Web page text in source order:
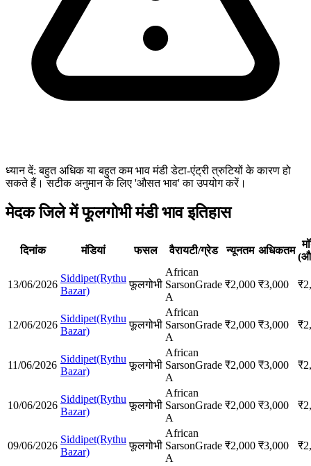
ध्यान दें: बहुत अधिक या बहुत कम भाव मंडी डेटा-एंट्री त्रुटियों के कारण हो
सकते हैं। सटीक अनुमान के लिए 'औसत भाव' का उपयोग करें।
मेदक जिले में फूलगोभी मंडी भाव इतिहास
दिनांक मंडियां फसल वैरायटी/ग्रेड न्यूनतम अधिकतम
13/06/2026
Siddipet(Rythu
Bazar)
फूलगोभी
African
SarsonGrade
A
₹2,000 ₹3,000 ₹
12/06/2026
Siddipet(Rythu
Bazar)
फूलगोभी
African
SarsonGrade
A
₹2,000 ₹3,000 ₹
11/06/2026
Siddipet(Rythu
Bazar)
फूलगोभी
African
SarsonGrade
A
₹2,000 ₹3,000 ₹
10/06/2026
Siddipet(Rythu
Bazar)
फूलगोभी
African
SarsonGrade
A
₹2,000 ₹3,000 ₹
09/06/2026
Siddipet(Rythu
Bazar)
फूलगोभी
African
SarsonGrade
A
₹2,000 ₹3,000 ₹